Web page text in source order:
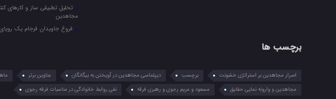
تحلیل تطبیقی ساز و کارهای
مجاهدین
فروغ جاویدان فرجام یک
برچسب ها
اصرار مجاهدین بر استراتژی خشونت برچسب دیپلماسی مجاهدین در آویختن به بیگانگان عناوین برتر
مجاهدین و وارونه نمایی حقایق
مسعود و مریم رجوی و رهبری فرقه نفی روابط خانوادگی در مناسبات فرقه رجوی